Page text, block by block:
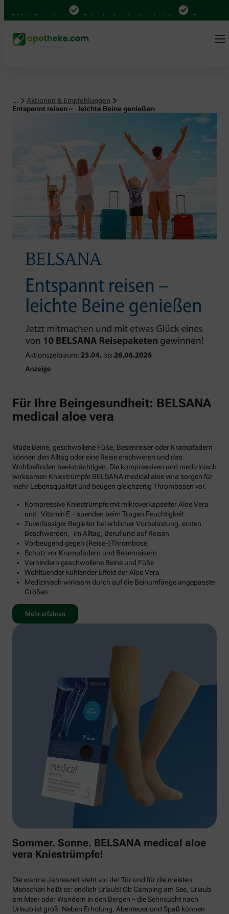
in Deutschland Online bei Ihrer Apotheke bestellen Bequem zwischen
...
Aktionen & Empfehlungen
Entspannt reisen – leichte Beine genießen
Für Ihre Beingesundheit: BELSANA
medical aloe vera
Müde Beine, geschwollene Füße, Besenreiser oder Krampfadern
können den Alltag oder eine Reise erschweren und das
Wohlbefinden beeinträchtigen. Die kompressiven und medizinisch
wirksamen Kniestrümpfe BELSANA medical aloe vera sorgen für
mehr Lebensqualität und beugen gleichzeitig Thrombosen vor.
Kompressive Kniestrümpfe mit mikroverkapselter Aloe Vera
und Vitamin E – spenden beim Tragen Feuchtigkeit
Zuverlässiger Begleiter bei erblicher Vorbelastung, ersten
Beschwerden, im Alltag, Beruf und auf Reisen
Vorbeugend gegen (Reise-)Thrombose
Schutz vor Krampfadern und Besenreisern
Verhindern geschwollene Beine und Füße
Wohltuender kühlender Effekt der Aloe Vera
Medizinisch wirksam durch auf die Beinumfänge angepasste
Größen
Mehr erfahren
Sommer. Sonne. BELSANA medical aloe
vera Kniestrümpfe!
Die warme Jahreszeit steht vor der Tür und für die meisten
Menschen heißt es: endlich Urlaub! Ob Camping am See, Urlaub
am Meer oder Wandern in den Bergen – die Sehnsucht nach
Urlaub ist groß. Neben Erholung, Abenteuer und Spaß können